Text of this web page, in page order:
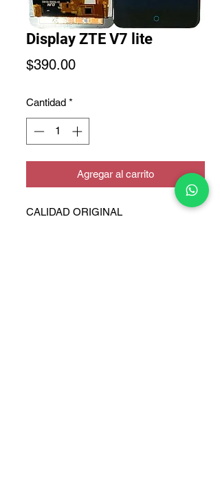
Display ZTE V7 lite
$390.00Precio
Cantidad *
Agregar al carrito
CALIDAD ORIGINAL